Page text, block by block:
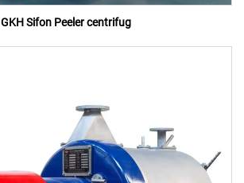
GKH Sifon Peeler centrifug